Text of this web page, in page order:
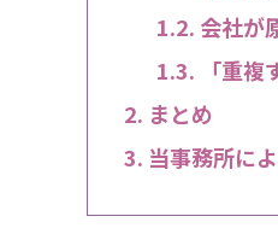
会社が
「重
まとめ
当事務所に